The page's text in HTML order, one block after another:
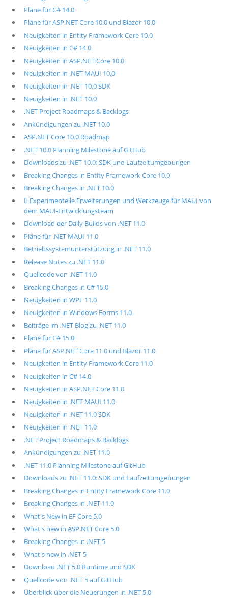
Pläne für C# 14.0
Pläne für ASP.NET Core 10.0 und Blazor 10.0
Neuigkeiten in Entity Framework Core 10.0
Neuigkeiten in C# 14.0
Neuigkeiten in ASP.NET Core 10.0
Neuigkeiten in .NET MAUI 10.0
Neuigkeiten in .NET 10.0 SDK
Neuigkeiten in .NET 10.0
.NET Project Roadmaps & Backlogs
Ankündigungen zu .NET 10.0
ASP.NET Core 10.0 Roadmap
.NET 10.0 Planning Milestone auf GitHub
Downloads zu .NET 10.0: SDK und Laufzeitumgebungen
Breaking Changes in Entity Framework Core 10.0
Breaking Changes in .NET 10.0
 Experimentelle Erweiterungen und Werkzeuge für MAUI von
dem MAUI-Entwicklungsteam
Download der Daily Builds von .NET 11.0
Pläne für .NET MAUI 11.0
Betriebssystemunterstützung in .NET 11.0
Release Notes zu .NET 11.0
Quellcode von .NET 11.0
Breaking Changes in C# 15.0
Neuigkeiten in WPF 11.0
Neuigkeiten in Windows Forms 11.0
Beiträge im .NET Blog zu .NET 11.0
Pläne für C# 15.0
Pläne für ASP.NET Core 11.0 und Blazor 11.0
Neuigkeiten in Entity Framework Core 11.0
Neuigkeiten in C# 14.0
Neuigkeiten in ASP.NET Core 11.0
Neuigkeiten in .NET MAUI 11.0
Neuigkeiten in .NET 11.0 SDK
Neuigkeiten in .NET 11.0
.NET Project Roadmaps & Backlogs
Ankündigungen zu .NET 11.0
.NET 11.0 Planning Milestone auf GitHub
Downloads zu .NET 11.0: SDK und Laufzeitumgebungen
Breaking Changes in Entity Framework Core 11.0
Breaking Changes in .NET 11.0
What's New in EF Core 5.0
What's new in ASP.NET Core 5.0
Breaking Changes in .NET 5
What's new in .NET 5
Download .NET 5.0 Runtime und SDK
Quellcode von .NET 5 auf GitHub
Überblick über die Neuerungen in .NET 5.0